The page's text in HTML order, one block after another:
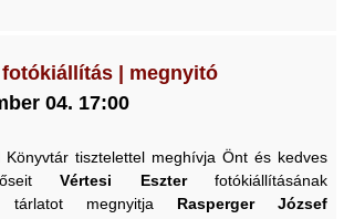
| megnyitó
04. 17:00
Könyvtár tisztelettel meghívja Önt és kedves
Vértesi Eszter fotókiállításának
tárlatot megnyitja Rasperger József